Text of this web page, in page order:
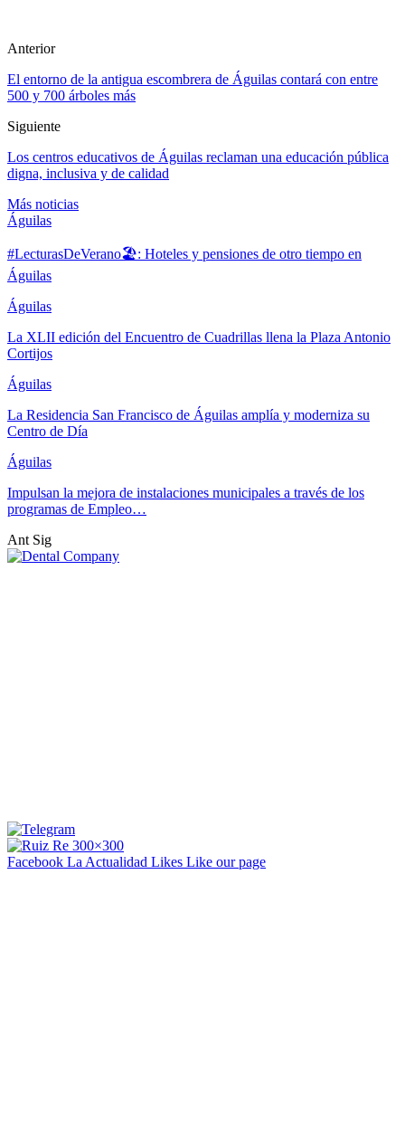
Anterior
El entorno de la antigua escombrera de Águilas contará con entre
500 y 700 árboles más
Siguiente
Los centros educativos de Águilas reclaman una educación pública
digna, inclusiva y de calidad
Más noticias
Águilas
#LecturasDeVerano🏖: Hoteles y pensiones de otro tiempo en
Águilas
Águilas
La XLII edición del Encuentro de Cuadrillas llena la Plaza Antonio
Cortijos
Águilas
La Residencia San Francisco de Águilas amplía y moderniza su
Centro de Día
Águilas
Impulsan la mejora de instalaciones municipales a través de los
programas de Empleo…
Ant Sig
Facebook La Actualidad Likes Like our page